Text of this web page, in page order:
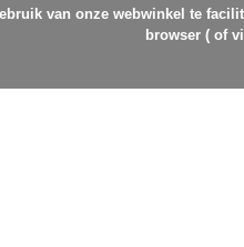
van onze webwinkel te
browser ( of